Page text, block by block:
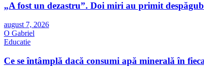
„A fost un dezastru”. Doi miri au primit
august 7, 2026
O Gabriel
Educatie
Ce se întâmplă dacă consumi apă minerală în